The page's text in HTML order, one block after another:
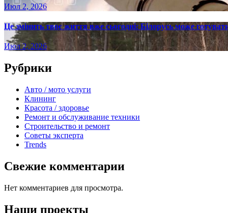
Июл 2, 2026
Це змінить твоє життя вже сьогодні: Білорусь може
Июл 2, 2026
Рубрики
Авто / мото услуги
Клининг
Красота / здоровье
Ремонт и обслуживание техники
Строительство и ремонт
Советы эксперта
Trends
Свежие комментарии
Нет комментариев для просмотра.
Наши проекты